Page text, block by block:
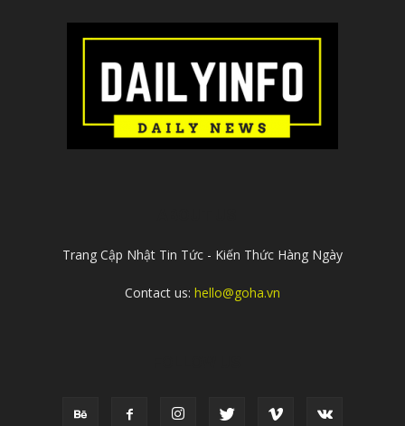
Trang Cập Nhật Tin Tức - Kiến Thức Hàng Ngày
Contact us: hello@goha.vn